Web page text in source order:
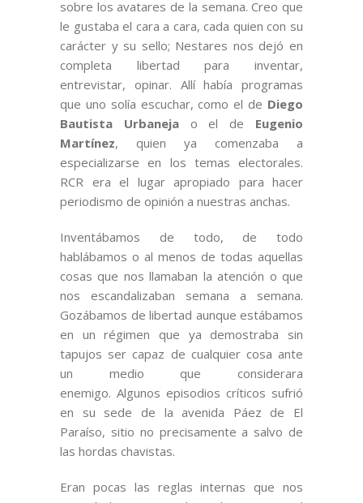
sobre los avatares de la semana. Creo que
le gustaba el cara a cara, cada quien con su
carácter y su sello; Nestares nos dejó en
completa libertad para inventar,
entrevistar, opinar. Allí había programas
que uno solía escuchar, como el de Diego
Bautista Urbanejao el de Eugenio
Martínez, quien ya comenzaba a
especializarse en los temas electorales.
RCR era el lugar apropiado para hacer
periodismo de opinión a nuestras anchas.
Inventábamos de todo, de todo
hablábamos o al menos de todas aquellas
cosas que nos llamaban la atención o que
nos escandalizaban semana a semana.
Gozábamos de libertad aunque estábamos
en un régimen que ya demostraba sin
tapujos ser capaz de cualquier cosa ante
un medio que considerara
enemigo. Algunos episodios críticos sufrió
en su sede de la avenida Páez de El
Paraíso, sitio no precisamente a salvo de
las hordas chavistas.
Eran pocas las reglas internas que nos